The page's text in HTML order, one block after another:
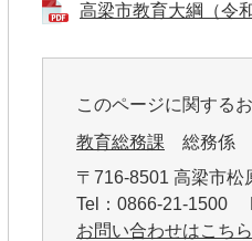
高梁市教育大綱（令
このページに関する
教育総務課 総務係
〒716-8501 高梁市松
Tel：0866-21-1500
お問い合わせはこち